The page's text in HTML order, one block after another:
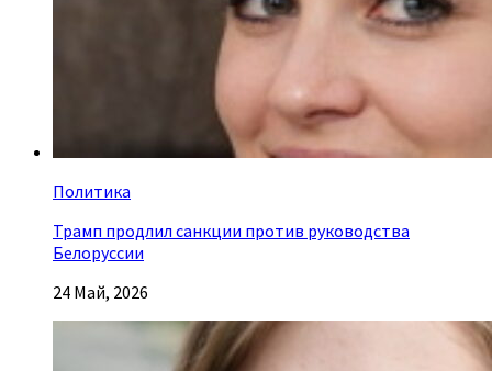
Политика
Трамп продлил санкции против руководства
Белоруссии
24 Май, 2026